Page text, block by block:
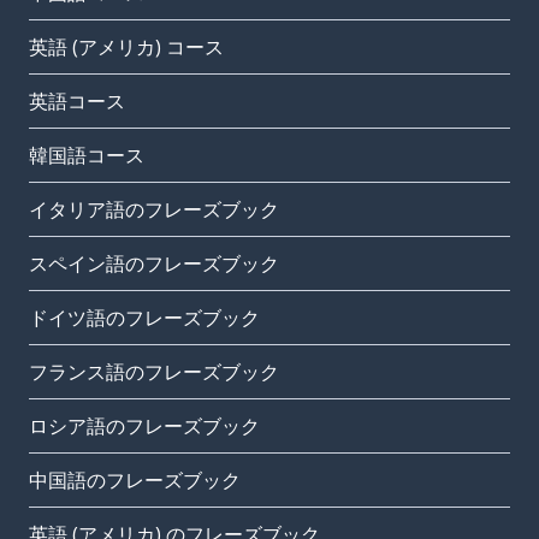
英語 (アメリカ) コース
英語コース
韓国語コース
イタリア語のフレーズブック
スペイン語のフレーズブック
ドイツ語のフレーズブック
フランス語のフレーズブック
ロシア語のフレーズブック
中国語のフレーズブック